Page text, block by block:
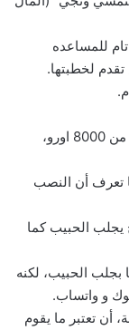
للمساعده
لخطبتها.
نحن نعد طلاسم روحانية بأثمنة مناسبة جدا، بدءا من 8000 اورو،
تعرف أن النصب
يجلب الحبيب كما
الحبيب، لكنه
و واتساب.
، وهي الطالبة الجامعية ذات 22 سنة، أن تعتبر ما يقوم